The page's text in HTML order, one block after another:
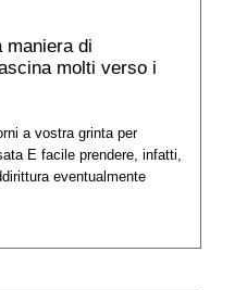
maniera di
molti verso i
a vostra grinta per
E facile prendere, infatti,
eventualmente